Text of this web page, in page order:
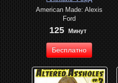
American Made: Alexis
Ford
125 Минут
Бесплатно